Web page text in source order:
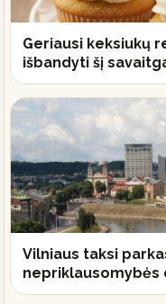
Geriausi keksiukų
išbandyti šį
Vilniaus taksi
nepriklausomybės